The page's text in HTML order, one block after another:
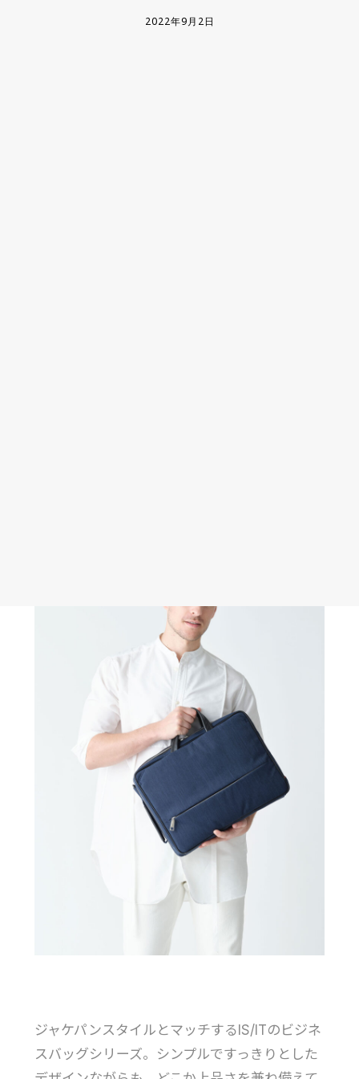
2022年9月2日
ジャケパンスタイルとマッチするIS/ITのビジネ
スバッグシリーズ。シンプルですっきりとした